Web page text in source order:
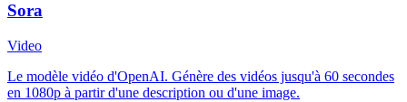
Sora
Video
Le modèle vidéo d'OpenAI. Génère des vidéos jusqu'à 60 secondes
en 1080p à partir d'une description ou d'une image.